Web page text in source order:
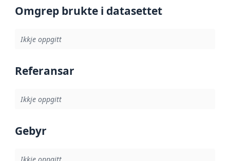
Omgrep brukte i datasettet
Ikkje oppgitt
Referansar
Ikkje oppgitt
Gebyr
Ikkje oppgitt